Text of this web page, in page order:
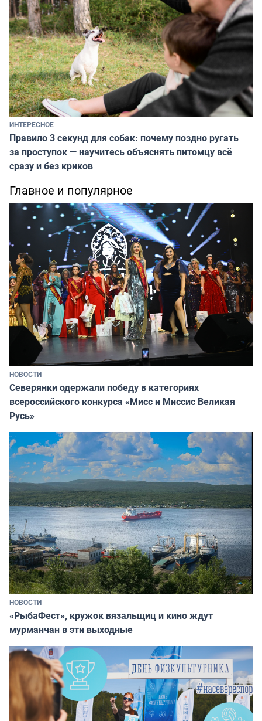
ИНТЕРЕСНОЕ
Правило 3 секунд для собак: почему поздно ругать
за проступок — научитесь объяснять питомцу всё
сразу и без криков
Главное и популярное
НОВОСТИ
Северянки одержали победу в категориях
всероссийского конкурса «Мисс и Миссис Великая
Русь»
НОВОСТИ
«РыбаФест», кружок вязальщиц и кино ждут
мурманчан в эти выходные